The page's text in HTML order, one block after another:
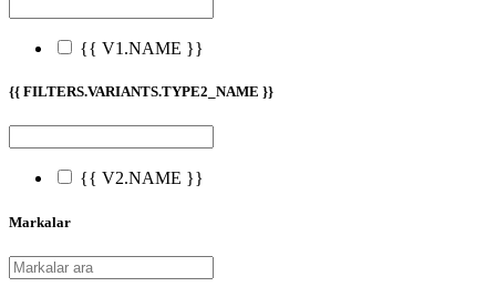
{{ V1.NAME }}
{{ FILTERS.VARIANTS.TYPE2_NAME }}
{{ V2.NAME }}
Markalar